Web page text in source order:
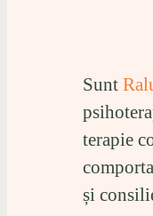
Sunt
terapie
și